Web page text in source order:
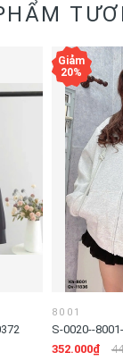
8001
S-0020--
352.000₫